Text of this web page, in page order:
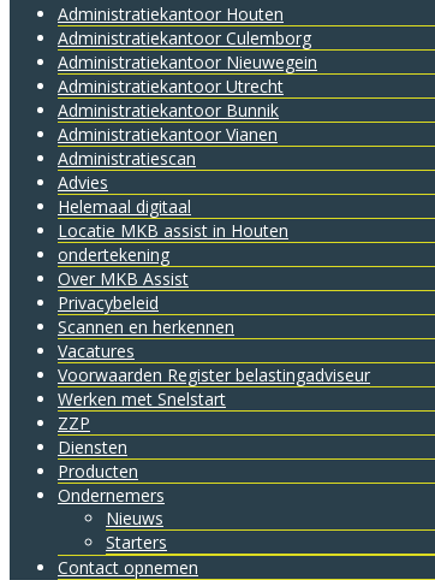
Administratie­kantoor Houten
Administratie­kantoor Culemborg
Administratie­kantoor Nieuwegein
Administratie­kantoor Utrecht
Administratiekantoor Bunnik
Administratiekantoor Vianen
Administratiescan
Advies
Helemaal digitaal
Locatie MKB assist in Houten
ondertekening
Over MKB Assist
Privacybeleid
Scannen en herkennen
Vacatures
Voorwaarden Register belastingadviseur
Werken met Snelstart
ZZP
Diensten
Producten
Ondernemers
Nieuws
Starters
Contact opnemen